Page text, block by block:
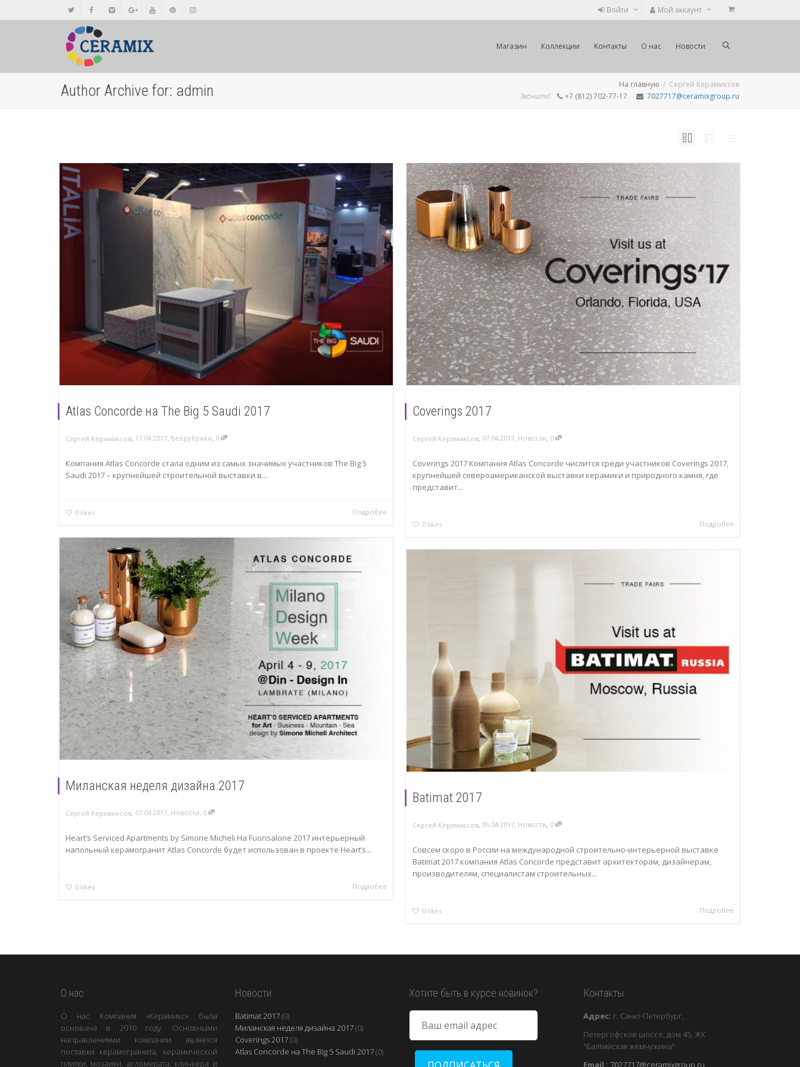
Войти Мой аккаунт
Магазин Коллекции Контакты О нас Новости
Author Archive for: admin На главную
Сергей Керамиксов
Звоните!
+7 (812) 702-77-17 7027717@ceramixgroup.ru
Atlas Concorde на The Big 5 Saudi 2017
Сергей Керамиксов, 17.04.2017, Без рубрики, 0
Компания Atlas Concorde стала одним из самых значимых участников The Big 5
Saudi 2017 – крупнейшей строительной выставки в...
0 likes Подробее
Coverings 2017
Сергей Керамиксов, 07.04.2017, Новости, 0
Coverings 2017 Компания Atlas Concorde числится среди участников Coverings 2017,
крупнейшей североамериканской выставки керамики и природного камня, где
представит...
0 likes Подробее
Миланская неделя дизайна 2017
Сергей Керамиксов, 07.04.2017, Новости, 0
Heart’s Serviced Apartments by Simone Micheli На Fuorisalone 2017 интерьерный
напольный керамогранит Atlas Concorde будет использован в проекте Heart’s...
0 likes Подробее
Batimat 2017
Сергей Керамиксов, 05.04.2017, Новости, 0
Совсем скоро в России на международной строительно-интерьерной выставке
Batimat 2017 компания Atlas Concorde представит архитекторам, дизайнерам,
производителям, специалистам строительных...
0 likes Подробее
О нас
О нас Компания «Керамикс» была
основана в 2010 году. Основными
направлениями компании является
поставки керамогранита, керамической
плитки, мозаики, агломерата, клинкера и
Новости
Batimat 2017(0)
Миланская неделя дизайна 2017(0)
Coverings 2017(0)
Atlas Concorde на The Big 5 Saudi 2017(0)
Хотите быть в курсе новинок? Контакты
Адрес: г. Санкт-Петербург,
Петергофское шоссе, дом 45, ЖК
"Балтийская жемчужина"
Email : 7027717@ceramixgroup.ru